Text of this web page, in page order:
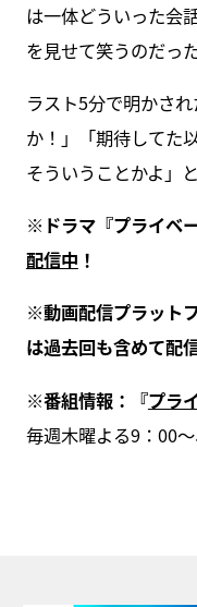
は一体どういった会
を見せて笑うのだっ
ラスト5分で明かさ
か！」「期待してた
そういうことかよ」
※ドラマ『プライベ
配信中 ！
※動画配信プラット
は過去回も含めて配
※番組情報：『プラ
毎週木曜よる9：00